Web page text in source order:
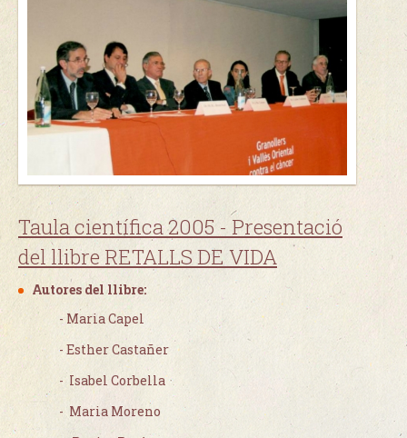
Taula científica 2005 - Presentació
del llibre RETALLS DE VIDA
Autores del llibre:
- Maria Capel
- Esther Castañer
- Isabel Corbella
- Maria Moreno